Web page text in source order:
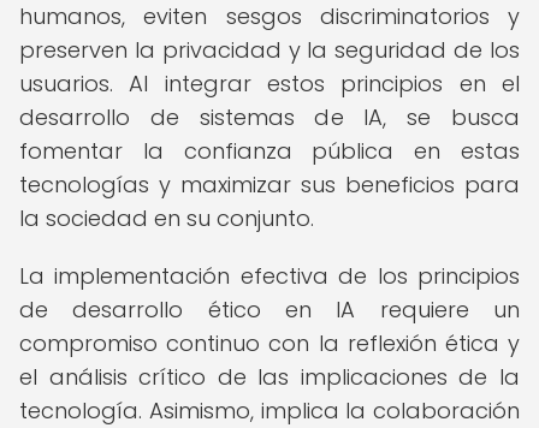
humanos, eviten sesgos discriminatorios y
preserven la privacidad y la seguridad de los
usuarios. Al integrar estos principios en el
desarrollo de sistemas de IA, se busca
fomentar la confianza pública en estas
tecnologías y maximizar sus beneficios para
la sociedad en su conjunto.
La implementación efectiva de los principios
de desarrollo ético en IA requiere un
compromiso continuo con la reflexión ética y
el análisis crítico de las implicaciones de la
tecnología. Asimismo, implica la colaboración